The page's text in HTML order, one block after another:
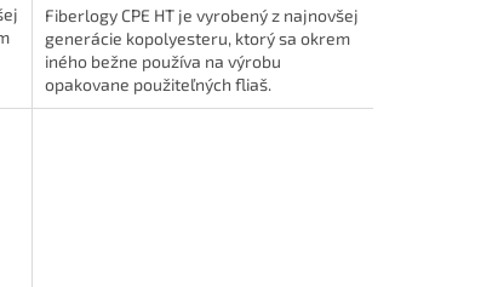
Fiberlogy CPE HT je vyrobený z najnovšej
generácie kopolyesteru, ktorý sa okrem
iného bežne používa na výrobu
opakovane použiteľných fliaš.